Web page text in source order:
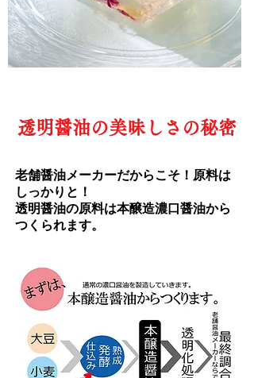
透明醤油の美味しさの秘密
老舗醤油メーカーだからこそ！原料は
しっかりと！
透明醤油の原料は本醸造濃口醤油から
つくられます。